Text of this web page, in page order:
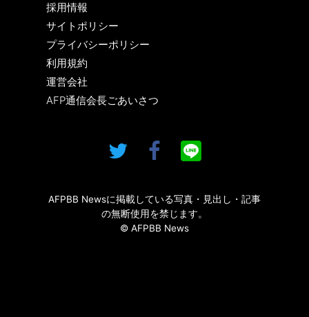
採用情報
サイトポリシー
プライバシーポリシー
利用規約
運営会社
AFP通信会長ごあいさつ
AFPBB Newsに掲載している写真・見出し・記事
の無断使用を禁じます。
© AFPBB News